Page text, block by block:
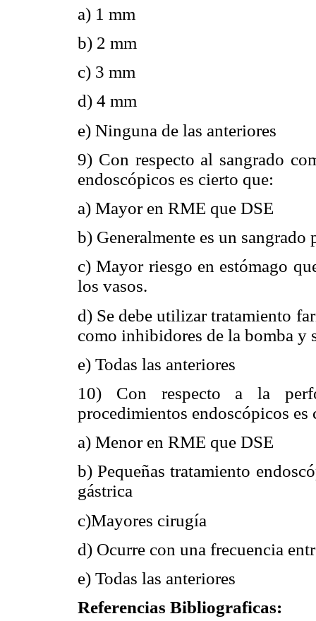
a) 1 mm
b) 2 mm
c) 3 mm
d) 4 mm
e) Ninguna de las anteriores
9) Con respecto al sangrado
endoscópicos es cierto que:
a) Mayor en RME que DSE
b) Generalmente es un sangrado
c) Mayor riesgo en estómago
los vasos.
d) Se debe utilizar tratamiento
como inhibidores de la bomba y
e) Todas las anteriores
10) Con respecto a la
procedimientos endoscópicos es
a) Menor en RME que DSE
b) Pequeñas tratamiento
gástrica
c)Mayores cirugía
d) Ocurre con una frecuencia
e) Todas las anteriores
Referencias Bibliograficas: